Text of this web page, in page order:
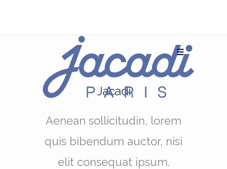
Jacadi
Aenean sollicitudin, lorem
quis bibendum auctor, nisi
elit consequat ipsum.